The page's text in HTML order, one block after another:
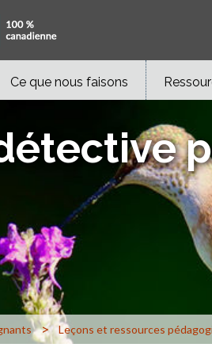
Ce que nous faisons
> Leçons et ressources